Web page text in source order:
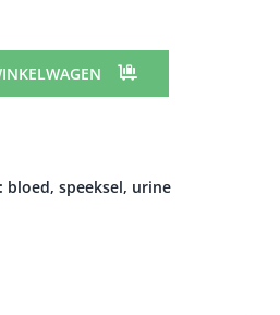
bloed, speeksel, urine